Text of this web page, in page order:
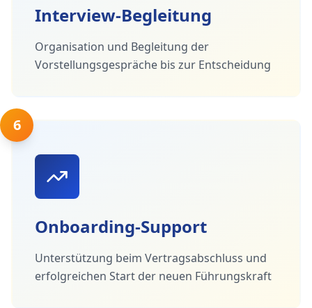
Interview-Begleitung
Organisation und Begleitung der
Vorstellungsgespräche bis zur Entscheidung
6
Onboarding-Support
Unterstützung beim Vertragsabschluss und
erfolgreichen Start der neuen Führungskraft